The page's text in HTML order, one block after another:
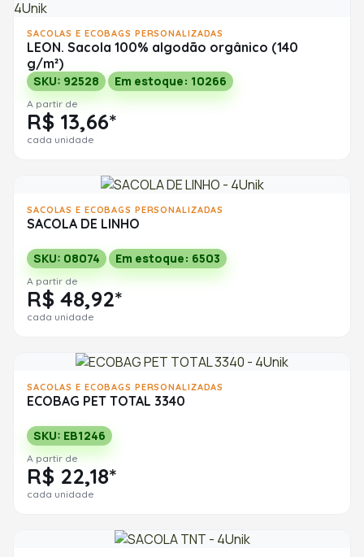
SACOLAS E ECOBAGS PERSONALIZADAS
LEON. Sacola 100% algodão orgânico (140
g/m²)
SKU: 92528 Em estoque: 10266
A partir de
R$ 13,66*
cada unidade
SACOLAS E ECOBAGS PERSONALIZADAS
SACOLA DE LINHO
SKU: 08074 Em estoque: 6503
A partir de
R$ 48,92*
cada unidade
SACOLAS E ECOBAGS PERSONALIZADAS
ECOBAG PET TOTAL 3340
SKU: EB1246
A partir de
R$ 22,18*
cada unidade